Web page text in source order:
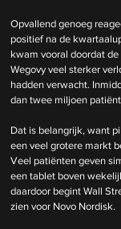
Opvallend genoeg
positief na de
kwam vooral doordat
Wegovy veel sterker
hadden verwacht.
dan twee miljoen
Dat is belangrijk, want
een veel grotere markt
Veel patiënten geven
een tablet boven
daardoor begint Wall
zien voor Novo Nordisk.